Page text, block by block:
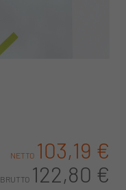
NETTO 103,19 €
BRUTTO 122,80 €